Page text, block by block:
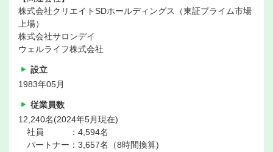
株式会社クリエイトSDホールディングス（東証プライム市場
上場）
株式会社サロンデイ
ウェルライフ株式会社
設立
1983年05月
従業員数
12,240名(2024年5月現在)
社員 ：4,594名
パートナー：3,657名（8時間換算)